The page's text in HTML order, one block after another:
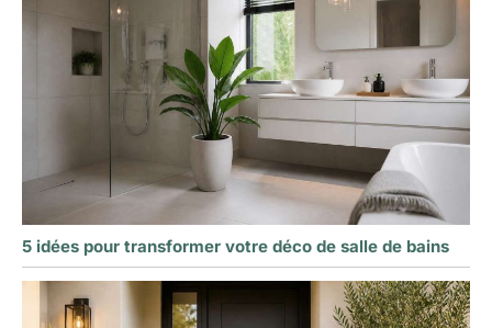
5 idées pour transformer votre déco de salle de bains